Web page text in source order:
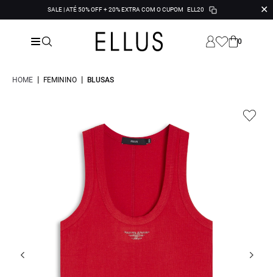
SALE | ATÉ 50% OFF + 20% EXTRA COM O CUPOM ELL20 ✕
0
HOME | FEMININO | BLUSAS